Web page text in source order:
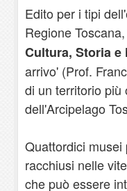
Edito per i tipi
Regione Toscana,
Cultura, Storia e
arrivo' (Prof.
di un territorio più
dell'Arcipelago
Quattordici
racchiusi nelle
che può essere